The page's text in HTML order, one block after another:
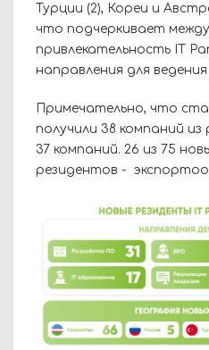
Турции (2), Кореи и
что подчеркивает
привлекательность IT
направления для ведения
Примечательно, что
получили 38 компаний
37 компаний. 26 из 75
резидентов -